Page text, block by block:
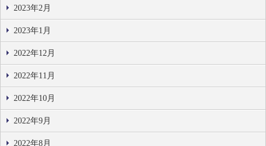
2023年2月
2023年1月
2022年12月
2022年11月
2022年10月
2022年9月
2022年8月